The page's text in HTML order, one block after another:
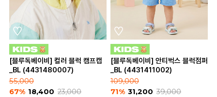
[블루독베이비] 컬러 블럭 캠프캡
_BL (4431480007)
55,000
67% 18,400 23,000
[블루독베이비] 안티벅스 블럭점퍼
_BL (4431411002)
109,000
71% 31,200 39,000